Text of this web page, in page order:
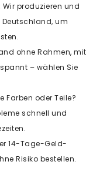
Wir produzieren und
Deutschland, um
ohne Rahmen, mit
– wählen Sie
Farben oder Teile?
schnell und
14-Tage-Geld-
Risiko bestellen.